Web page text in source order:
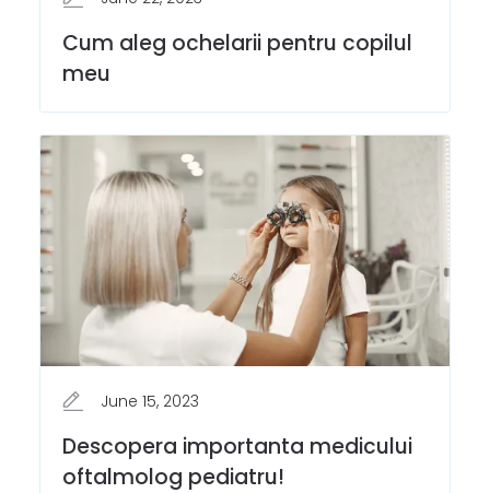
Cum aleg ochelarii pentru copilul
meu
June 15, 2023
Descopera importanta medicului
oftalmolog pediatru!